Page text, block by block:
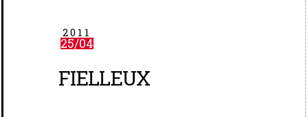
2011
25/04
FIELLEUX